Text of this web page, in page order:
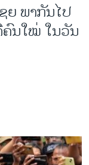
ຍ ພາກັນ​ໄປ
ນໃໝ່ ໃນວັນ